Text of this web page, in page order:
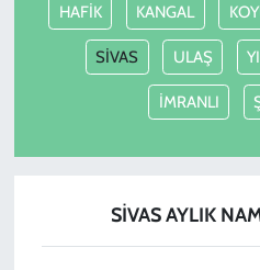
HAFİK KANGAL
SİVAS ULAŞ
İMRANLI
SİVAS AYLIK